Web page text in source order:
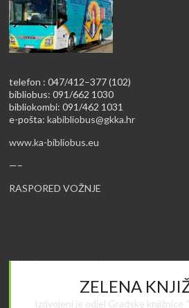
telefon : 047/412–377 (102)
bibliobus: 091/662 1030
bibliokombi: 091/462 1031
e-pošta:kabibliobus@gkka.hr
www.ka-bibliobus.eu
—–
RASPORED VOŽNJE
ZELENA
Izdvojeni je odjel Gradske knjižnice